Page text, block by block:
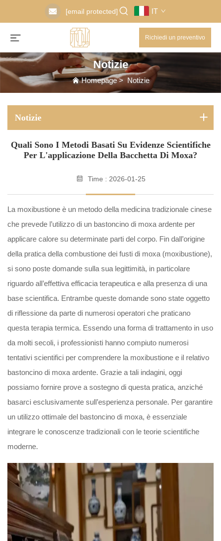
[email protected] IT
Richiedi un preventivo
Notizie
Homepage> Notizie
Notizie
Quali Sono I Metodi Basati Su Evidenze Scientifiche
Per L'applicazione Della Bacchetta Di Moxa?
Time : 2026-01-25
La moxibustione è un metodo della medicina tradizionale cinese
che prevede l’utilizzo di un bastoncino di moxa ardente per
applicare calore su determinate parti del corpo. Fin dall’origine
della pratica della combustione dei fusti di moxa (moxibustione),
si sono poste domande sulla sua legittimità, in particolare
riguardo all’effettiva efficacia terapeutica e alla presenza di una
base scientifica. Entrambe queste domande sono state oggetto
di riflessione da parte di numerosi operatori che praticano
questa terapia termica. Essendo una forma di trattamento in uso
da molti secoli, i professionisti hanno compiuto numerosi
tentativi scientifici per comprendere la moxibustione e il relativo
bastoncino di moxa ardente. Grazie a tali indagini, oggi
possiamo fornire prove a sostegno di questa pratica, anziché
basarci esclusivamente sull’esperienza personale. Per garantire
un utilizzo ottimale del bastoncino di moxa, è essenziale
integrare le conoscenze tradizionali con le teorie scientifiche
moderne.